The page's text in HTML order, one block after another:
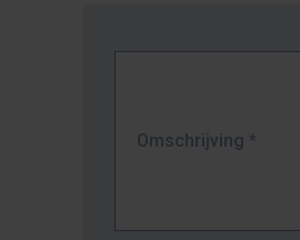
Omschrijving *